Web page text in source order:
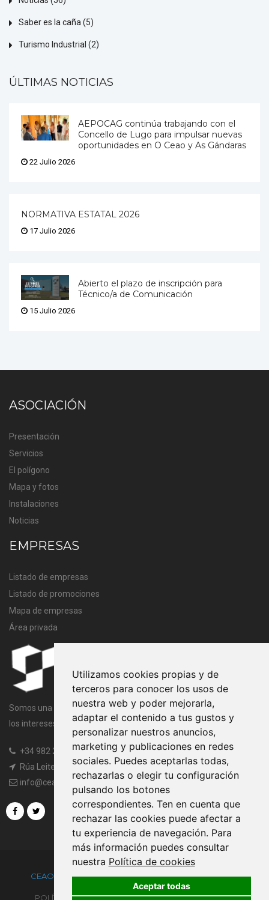
Utilizamos cookies propias y de
terceros para conocer los usos de
nuestra web y poder mejorarla,
adaptar el contenido a tus gustos y
personalizar nuestros anuncios,
marketing y publicaciones en redes
sociales. Puedes aceptarlas todas,
rechazarlas o elegir tu configuración
pulsando los botones
correspondientes. Ten en cuenta que
rechazar las cookies puede afectar a
tu experiencia de navegación. Para
más información puedes consultar
nuestra Política de cookies
Aceptar todas
Saber es la caña (5)
Turismo Industrial (2)
ÚLTIMAS NOTICIAS
AEPOCAG continúa trabajando con el
Concello de Lugo para impulsar nuevas
oportunidades en O Ceao y As Gándaras
22 Julio 2026
NORMATIVA ESTATAL 2026
17 Julio 2026
Abierto el plazo de inscripción para
Técnico/a de Comunicación
15 Julio 2026
ASOCIACIÓN
Presentación
Servicios
El polígono
Mapa y fotos
Instalaciones
Noticias
EMPRESAS
Listado de empresas
Listado de promociones
Mapa de empresas
Área privada
Somos una entidad sin ánimo de lucro cuya finalidad es velar por
los intereses comunes de todos los miembros de la Asociación.
+34 982 20 97 45|
+34 982 20 97 97
Rúa Leiteiras, s/n, 27003 Lugo
info@ceaogandaras.org
CEAOGANDARAS.ORG ®POWERED BYTRUSTYNET
POLÍTICA DE PRIVACIDAD CONDICIONES DE USO